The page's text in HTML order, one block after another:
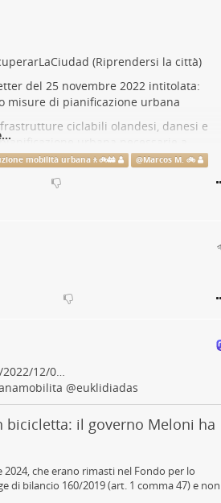
(Riprendersi la città)
del 25 novembre 2022 intitolata:
misure di pianificazione urbana
ciclabili olandesi, danesi e
urbana necessarie a
città.
misure di
"Field of Dreams" (1989) a Kevin
è noto come domanda indotta
delle infrastrutture automobilistiche
anzi aumenta. La domanda indotta può
Per rispondere a questa domanda,
un’ analisi bibliografica presso la
infrastrutture ciclabili olandesi, danesi
mobilità urbana🚶🚲🚋 @Marcos M. 🚲
12/0…
@euklidiadas
bicicletta: il governo Meloni ha
che erano rimasti nel Fondo per lo
di bilancio 160/2019 (art. 1 comma 47) e non